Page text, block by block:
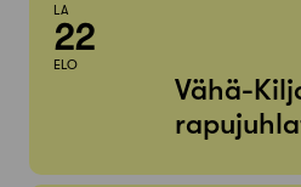
LA
22
ELO
Vähä-